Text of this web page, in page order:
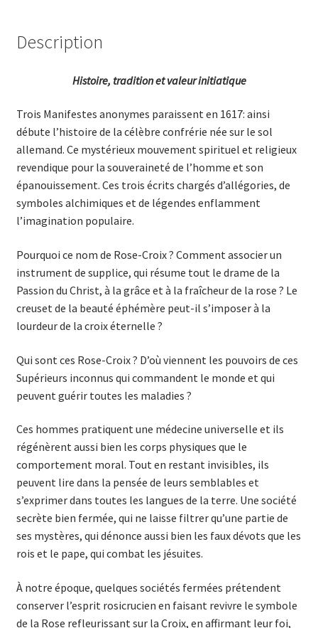
Description
Histoire, tradition et valeur initiatique
Trois Manifestes anonymes paraissent en 1617: ainsi
débute l’histoire de la célèbre confrérie née sur le sol
allemand. Ce mystérieux mouvement spirituel et religieux
revendique pour la souveraineté de l’homme et son
épanouissement. Ces trois écrits chargés d’allégories, de
symboles alchimiques et de légendes enflamment
l’imagination populaire.
Pourquoi ce nom de Rose-Croix ? Comment associer un
instrument de supplice, qui résume tout le drame de la
Passion du Christ, à la grâce et à la fraîcheur de la rose ? Le
creuset de la beauté éphémère peut-il s’imposer à la
lourdeur de la croix éternelle ?
Qui sont ces Rose-Croix ? D’où viennent les pouvoirs de ces
Supérieurs inconnus qui commandent le monde et qui
peuvent guérir toutes les maladies ?
Ces hommes pratiquent une médecine universelle et ils
régénèrent aussi bien les corps physiques que le
comportement moral. Tout en restant invisibles, ils
peuvent lire dans la pensée de leurs semblables et
s’exprimer dans toutes les langues de la terre. Une société
secrète bien fermée, qui ne laisse filtrer qu’une partie de
ses mystères, qui dénonce aussi bien les faux dévots que les
rois et le pape, qui combat les jésuites.
À notre époque, quelques sociétés fermées pré­tendent
conserver l’esprit rosicrucien en faisant revivre le symbole
de la Rose refleurissant sur la Croix, en affirmant leur foi,